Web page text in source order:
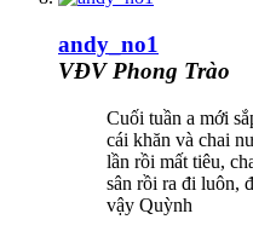
andy_no1
VĐV Phong Trào
Cuối tuần a mới
cái khăn và chai
lần rồi mất tiêu,
sân rồi ra đi luôn,
vậy Quỳnh